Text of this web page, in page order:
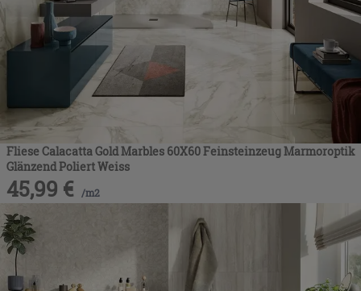
Fliese Calacatta Gold Marbles 60X60 Feinsteinzeug Marmoroptik
Glänzend Poliert Weiss
45,99 € /m2